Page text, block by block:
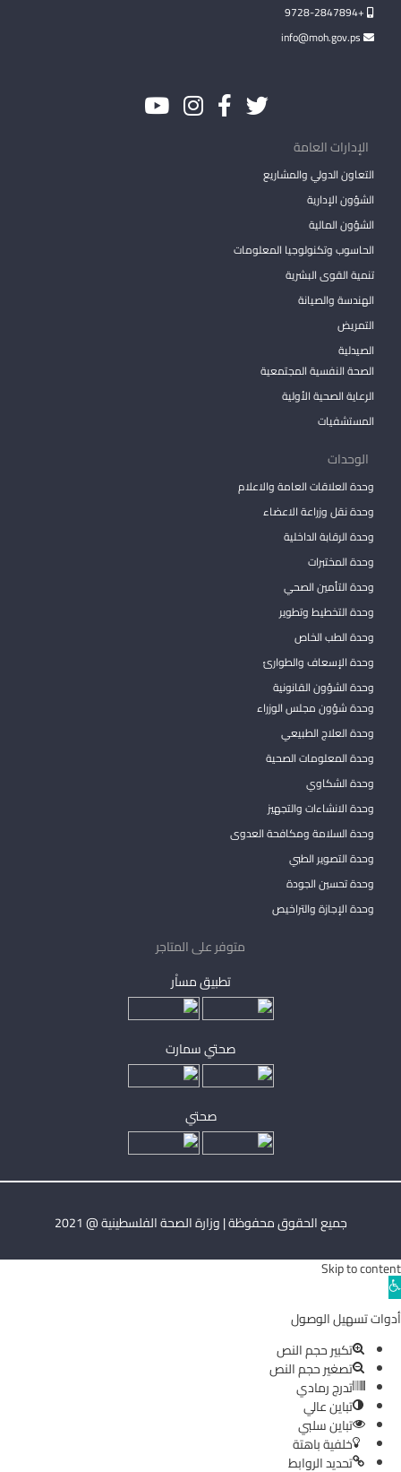
+9728-2847894
الإدارات العامة
التعاون الدولي والمشاريع
الشؤون الإدارية
الشؤون المالية
الحاسوب وتكنولوجيا المعلومات
تنمية القوى البشرية
الهندسة والصيانة
التمريض
الصيدلية
الصحة النفسية المجتمعية
الرعاية الصحية الأولية
المستشفيات
الوحدات
وحدة العلاقات العامة والاعلام
وحدة نقل وزراعة الاعضاء
وحدة الرقابة الداخلية
وحدة المختبرات
وحدة التأمين الصحي
وحدة التخطيط وتطوير
وحدة الطب الخاص
وحدة الإسعاف والطوارئ
وحدة الشؤون القانونية
وحدة شؤون مجلس الوزراء
وحدة العلاج الطبيعي
وحدة المعلومات الصحية
وحدة الشكاوي
وحدة الانشاءات والتجهيز
وحدة السلامة ومكافحة العدوى
وحدة التصوير الطبي
وحدة تحسين الجودة
وحدة الإجازة والتراخيص
متوفر على المتاجر
تطبيق مساْر
صحتي سمارت
صحتي
جميع الحقوق محفوظة | وزارة الصحة الفلسطينية @ 2021
Skip to content
Open
toolbar
أدوات تسهيل الوصول
تكبير حجم النص
تصغير حجم النص
تدرج رمادي
تباين عالي
تباين سلبي
خلفية باهتة
تحديد الروابط